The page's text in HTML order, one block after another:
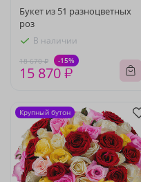
Букет из 51 разноцветных
роз
В наличии
18 670 ₽ -15%
15 870 ₽
Крупный бутон